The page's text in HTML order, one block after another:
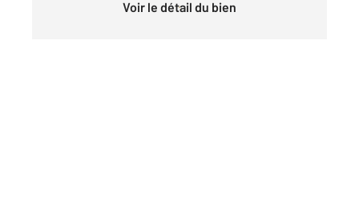
Voir le détail du bien